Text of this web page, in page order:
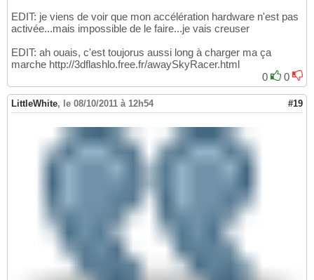
EDIT: je viens de voir que mon accélération hardware n'est pas
activée...mais impossible de le faire...je vais creuser
EDIT: ah ouais, c'est toujorus aussi long à charger ma ça
marche http://3dflashlo.free.fr/awaySkyRacer.html
0
0
LittleWhite, le 08/10/2011 à 12h54 #19